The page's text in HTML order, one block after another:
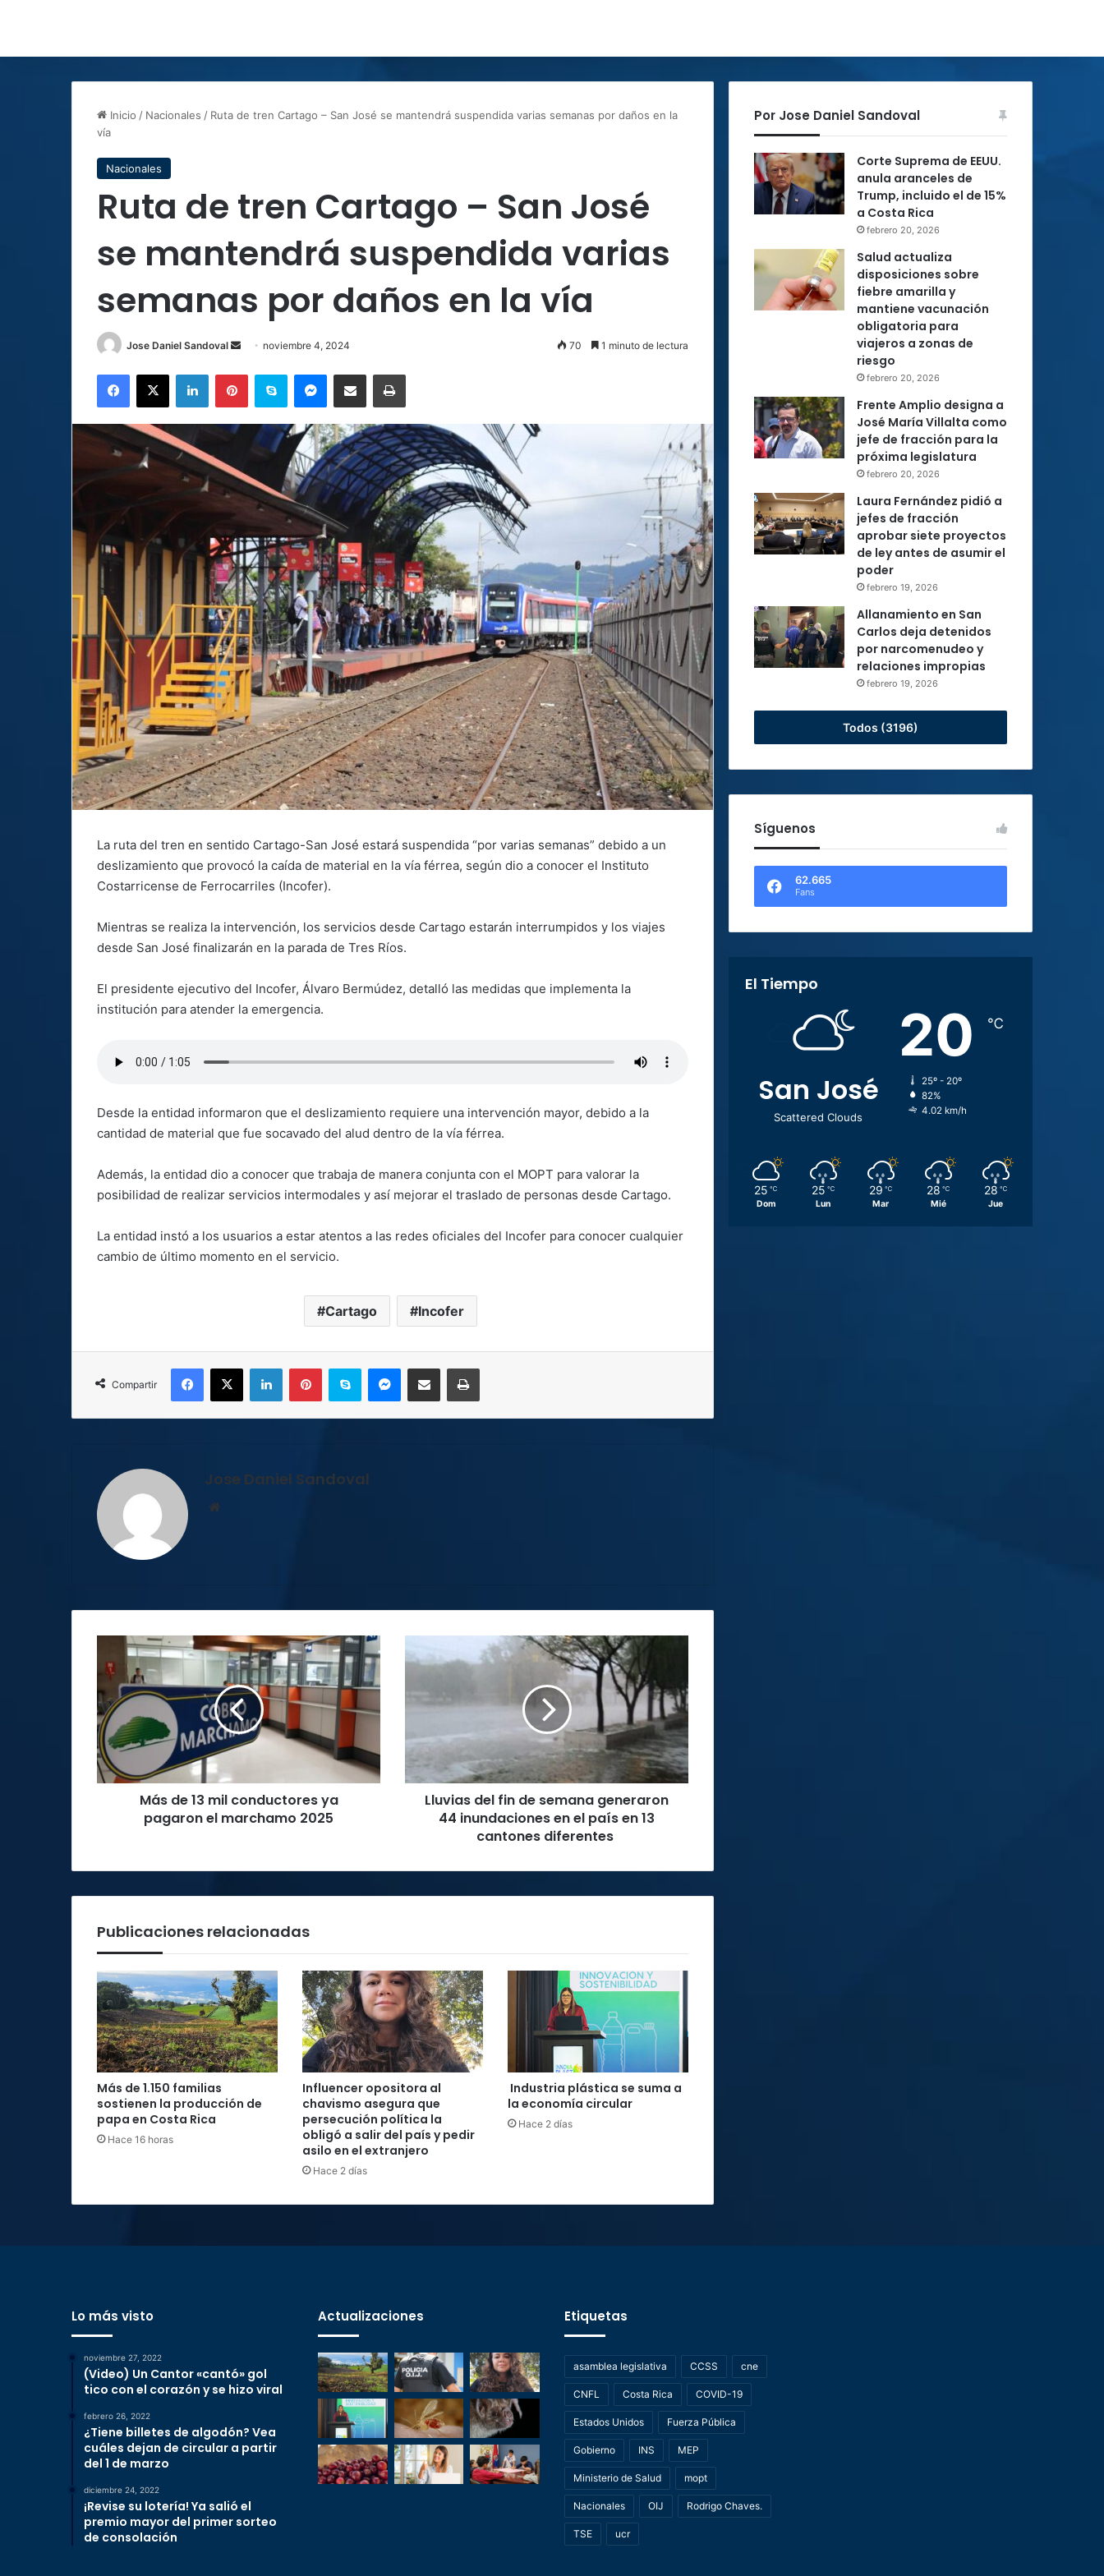
Inicio / Nacionales / Ruta de tren Cartago – San José se mantendrá suspendida varias semanas por daños en la
vía
Nacionales
Ruta de tren Cartago – San José
se mantendrá suspendida varias
semanas por daños en la vía
Jose Daniel Sandoval
Send noviembre 4, 2024 70 1 minuto de lectura
Facebook
X LinkedInPinterestSkype MessengerCompartir por correo electrónicoImprimir
La ruta del tren en sentido Cartago-San José estará suspendida “por varias semanas” debido a un
deslizamiento que provocó la caída de material en la vía férrea, según dio a conocer el Instituto
Costarricense de Ferrocarriles (Incofer).
Mientras se realiza la intervención, los servicios desde Cartago estarán interrumpidos y los viajes
desde San José finalizarán en la parada de Tres Ríos.
El presidente ejecutivo del Incofer, Álvaro Bermúdez, detalló las medidas que implementa la
institución para atender la emergencia.
Desde la entidad informaron que el deslizamiento requiere una intervención mayor, debido a la
cantidad de material que fue socavado del alud dentro de la vía férrea.
Además, la entidad dio a conocer que trabaja de manera conjunta con el MOPT para valorar la
posibilidad de realizar servicios intermodales y así mejorar el traslado de personas desde Cartago.
La entidad instó a los usuarios a estar atentos a las redes oficiales del Incofer para conocer cualquier
cambio de último momento en el servicio.
Cartago Incofer
Compartir
Facebook
X LinkedInPinterestSkype MessengerCompartir por correo electrónicoImprimir
Jose Daniel Sandoval
de
13
mil
conductores
ya
pagaron
el
marchamo
Más de 13 mil conductores ya
pagaron el marchamo 2025
del
de
44
inundaciones
en
cantones
Lluvias del fin de semana generaron
44 inundaciones en el país en 13
cantones diferentes
Publicaciones relacionadas
Más de 1.150 familias
sostienen la producción de
papa en Costa Rica
Hace 16 horas
Influencer opositora al
chavismo asegura que
persecución política la
obligó a salir del país y pedir
asilo en el extranjero
Hace 2 días
Industria plástica se suma a
la economía circular
Hace 2 días
Por Jose Daniel Sandoval
Corte Suprema de EEUU.
anula aranceles de
Trump, incluido el de 15%
a Costa Rica
febrero 20, 2026
Salud actualiza
disposiciones sobre
fiebre amarilla y
mantiene vacunación
obligatoria para
viajeros a zonas de
riesgo
febrero 20, 2026
Frente Amplio designa a
José María Villalta como
jefe de fracción para la
próxima legislatura
febrero 20, 2026
Laura Fernández pidió a
jefes de fracción
aprobar siete proyectos
de ley antes de asumir el
poder
febrero 19, 2026
Allanamiento en San
Carlos deja detenidos
por narcomenudeo y
relaciones impropias
febrero 19, 2026
Todos (3196)
Síguenos
62.665
Fans
El Tiempo
San José
Scattered Clouds
20 ℃
25º - 20º
82%
4.02 km/h
25 ℃
Dom
25 ℃
Lun
29 ℃
Mar
28 ℃
Mié
28 ℃
Jue
Lo más visto
noviembre 27, 2022
(Video) Un Cantor «cantó» gol
tico con el corazón y se hizo viral
febrero 26, 2022
¿Tiene billetes de algodón? Vea
cuáles dejan de circular a partir
del 1 de marzo
diciembre 24, 2022
¡Revise su lotería! Ya salió el
premio mayor del primer sorteo
de consolación
Actualizaciones Etiquetas
asamblea legislativa CCSS cne
CNFL Costa Rica COVID-19
Estados Unidos Fuerza Pública
Gobierno INS MEP
Ministerio de Salud mopt
Nacionales OIJ Rodrigo Chaves.
TSE ucr